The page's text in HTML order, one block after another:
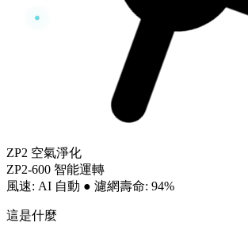
ZP2 空氣淨化
ZP2-600 智能運轉
風速: AI 自動 ● 濾網壽命: 94%
這是什麼